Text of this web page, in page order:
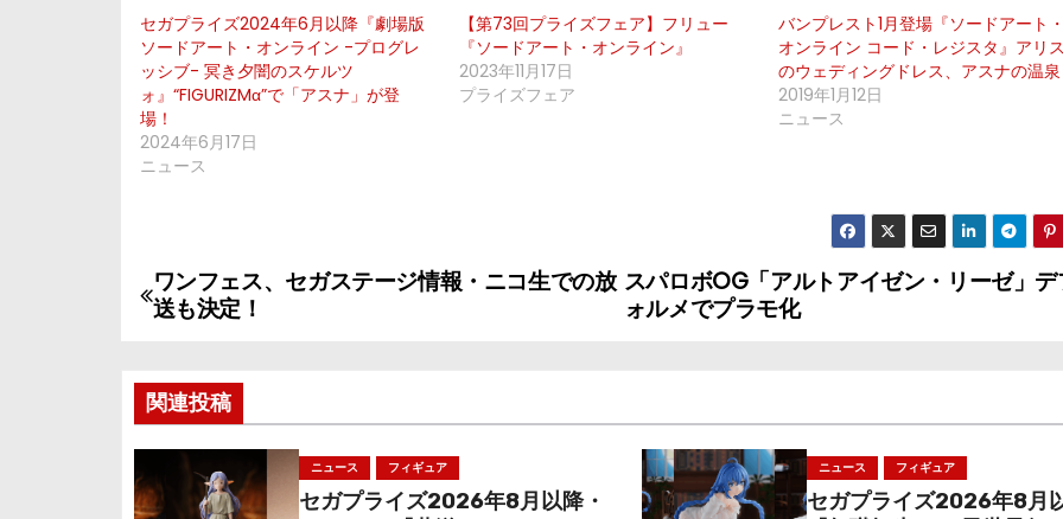
セガプライズ2024年6月以降『劇場版
ソードアート・オンライン -プログレ
ッシブ- 冥き夕闇のスケルツ
ォ』“FIGURIZMα”で「アスナ」が登
場！
2024年6月17日
ニュース
【第73回プライズフェア】フリュー
『ソードアート・オンライン』
2023年11月17日
プライズフェア
バンプレスト1月登場『ソードアート
オンライン コード・レジスタ』アリ
のウェディングドレス、アスナの温泉
2019年1月12日
ニュース
投
ナ
ビ
ゲ
スパロボOG「アルトアイゼン・リーゼ」デ
ォルメでプラモ化
ワンフェス、セガステージ情報・ニコ生での放
送も決定！
関連投稿
ニュース フィギュア
セガプライズ2026年8月以降・
ニュース フィギュア
セガプライズ2026年8月